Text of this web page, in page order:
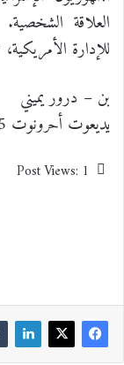
العلاقة
للإدارة
بن – درور يميني
يديعوت أحرونوت 11/3/2025
Post Views: 1